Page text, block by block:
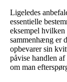
Ligeledes
essentielle
eksempel
sammenhæng er
opbevarer sin
påvise handlen
om man